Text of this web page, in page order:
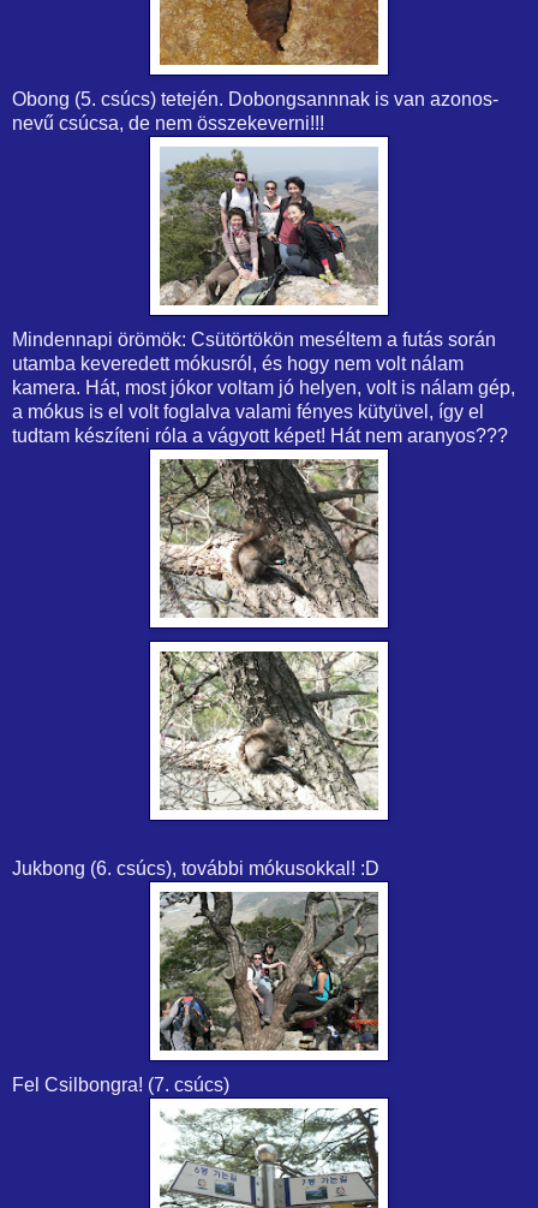
Obong (5. csúcs) tetején. Dobongsannnak is van azonos-
nevű csúcsa, de nem összekeverni!!!
Mindennapi örömök: Csütörtökön meséltem a futás során
utamba keveredett mókusról, és hogy nem volt nálam
kamera. Hát, most jókor voltam jó helyen, volt is nálam gép,
a mókus is el volt foglalva valami fényes kütyüvel, így el
tudtam készíteni róla a vágyott képet! Hát nem aranyos???
Jukbong (6. csúcs), további mókusokkal! :D
Fel Csilbongra! (7. csúcs)